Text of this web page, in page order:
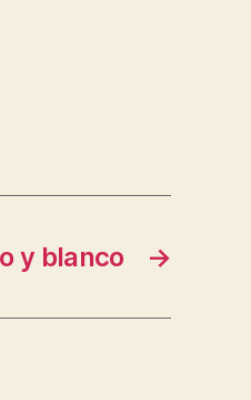
→
y blanco